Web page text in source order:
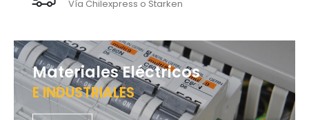
Vía Chilexpress o Starken
Materiales Eléctricos
E INDUSTRIALES